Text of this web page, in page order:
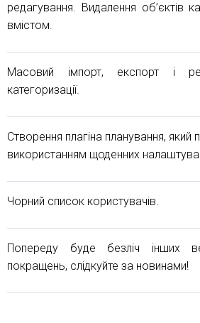
редагування. Видалення об’єктів
вмістом.
Масовий імпорт, експорт і
категоризації.
Створення плагіна планування, який
використанням щоденних
Чорний список користувачів.
Попереду буде безліч інших
покращень, слідкуйте за новинами!